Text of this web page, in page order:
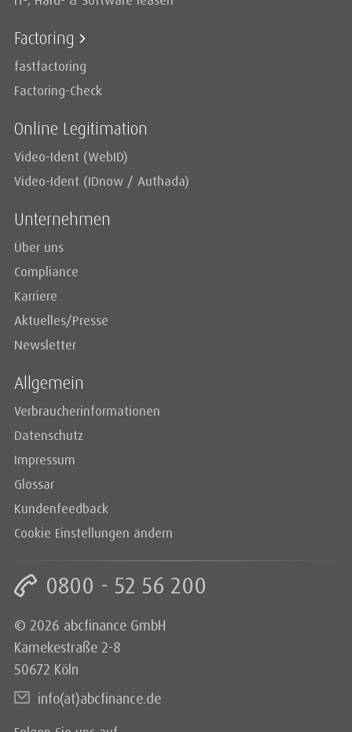
Factoring
fastfactoring
Factoring-Check
Online Legitimation
Video-Ident (WebID)
Video-Ident (IDnow / Authada)
Unternehmen
Über uns
Compliance
Karriere
Aktuelles/Presse
Newsletter
Allgemein
Verbraucherinformationen
Datenschutz
Impressum
Glossar
Kundenfeedback
Cookie Einstellungen ändern
0800 - 52 56 200
© 2026 abcfinance GmbH
Kamekestraße 2-8
50672 Köln
info(at)abcfinance.de